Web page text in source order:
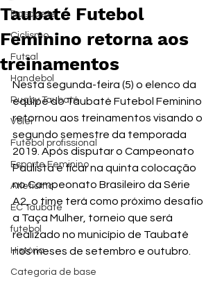
Basquete
Ciclismo
Futsal
Handebol
Rugby Taubaté
Vôlei
Futebol profissional
Esporte Feminino
Atletismo
EC Taubaté
futebol
História
Categoria de base
Taubaté Futebol
Feminino retorna aos
treinamentos
Nesta segunda-feira (5) o elenco da
equipe do Taubaté Futebol Feminino
retornou aos treinamentos visando o
segundo semestre da temporada
2019. Após disputar o Campeonato
Paulista e ficar na quinta colocação
no Campeonato Brasileiro da Série
A2, o time terá como próximo desafio
a Taça Mulher, torneio que será
realizado no município de Taubaté
nos meses de setembro e outubro.